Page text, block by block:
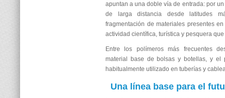
apuntan a una doble vía de entrada: por
de larga distancia desde latitudes
fragmentación de materiales presentes
actividad científica, turística y pesquera
Entre los polímeros más frecuentes
material base de bolsas y botellas, y el
habitualmente utilizado en tuberías y
Una línea base para el